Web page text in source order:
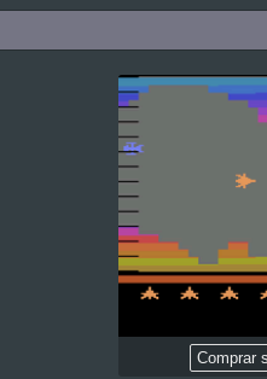
Comprar